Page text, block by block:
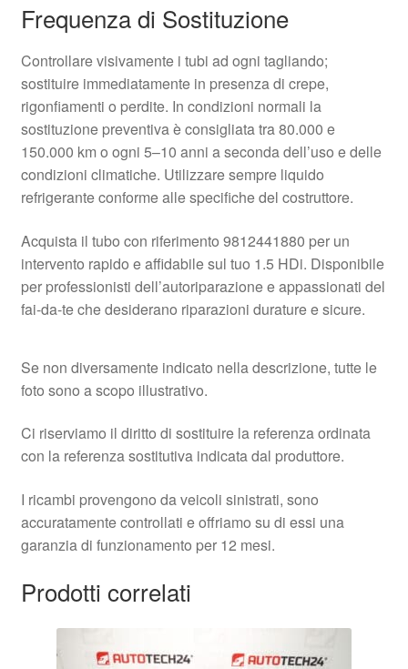
Frequenza di Sostituzione
Controllare visivamente i tubi ad ogni tagliando;
sostituire immediatamente in presenza di crepe,
rigonfiamenti o perdite. In condizioni normali la
sostituzione preventiva è consigliata tra 80.000 e
150.000 km o ogni 5–10 anni a seconda dell’uso e delle
condizioni climatiche. Utilizzare sempre liquido
refrigerante conforme alle specifiche del costruttore.
Acquista il tubo con riferimento 9812441880 per un
intervento rapido e affidabile sul tuo 1.5 HDi. Disponibile
per professionisti dell’autoriparazione e appassionati del
fai-da-te che desiderano riparazioni durature e sicure.
Se non diversamente indicato nella descrizione, tutte le
foto sono a scopo illustrativo.
Ci riserviamo il diritto di sostituire la referenza ordinata
con la referenza sostitutiva indicata dal produttore.
I ricambi provengono da veicoli sinistrati, sono
accuratamente controllati e offriamo su di essi una
garanzia di funzionamento per 12 mesi.
Prodotti correlati